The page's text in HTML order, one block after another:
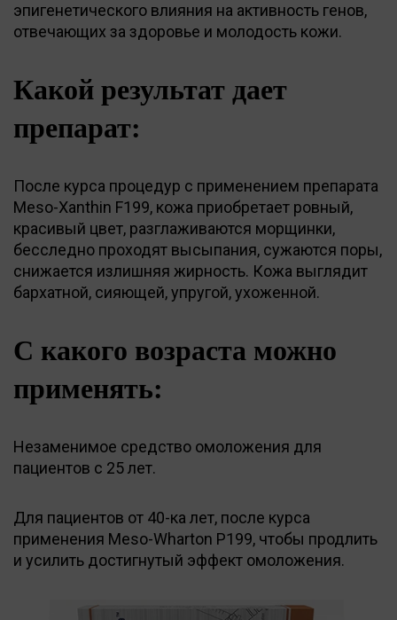
эпигенетического влияния на активность генов,
отвечающих за здоровье и молодость кожи.
Какой результат дает
препарат:
После курса процедур с применением препарата
Meso-Xanthin F199, кожа приобретает ровный,
красивый цвет, разглаживаются морщинки,
бесследно проходят высыпания, сужаются поры,
снижается излишняя жирность. Кожа выглядит
бархатной, сияющей, упругой, ухоженной.
С какого возраста можно
применять:
Незаменимое средство омоложения для
пациентов с 25 лет.
Для пациентов от 40-ка лет, после курса
применения Meso-Wharton P199, чтобы продлить
и усилить достигнутый эффект омоложения.